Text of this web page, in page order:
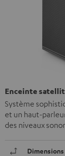
Enceinte
Système
et un haut-
des niveaux
Dimensions